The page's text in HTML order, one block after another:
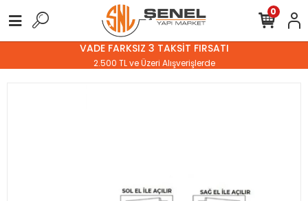
VADE FARKSIZ 3 TAKSİT FIRSATI
2.500 TL ve Üzeri Alışverişlerde
0